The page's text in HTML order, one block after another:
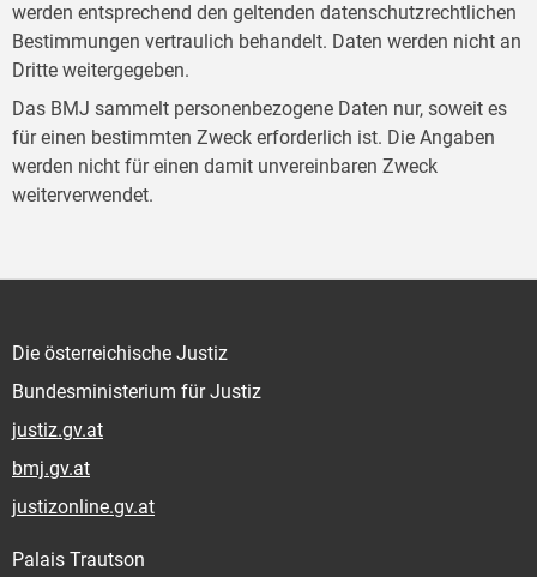
werden entsprechend den geltenden datenschutzrechtlichen
Bestimmungen vertraulich behandelt. Daten werden nicht an
Dritte weitergegeben.
Das BMJ sammelt personenbezogene Daten nur, soweit es
für einen bestimmten Zweck erforderlich ist. Die Angaben
werden nicht für einen damit unvereinbaren Zweck
weiterverwendet.
Die österreichische Justiz
Bundesministerium für Justiz
justiz.gv.at
bmj.gv.at
justizonline.gv.at
Palais Trautson